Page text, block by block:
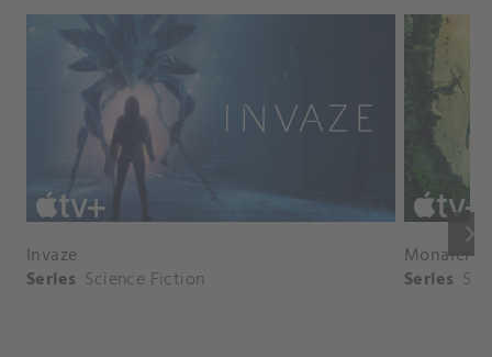
keyboard_arrow_right
Invaze
Series Science Fiction
Monarch:
Series